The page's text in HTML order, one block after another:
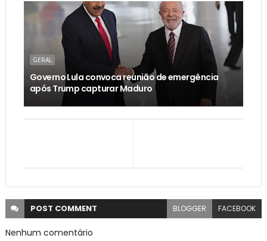
GERAL
Governo Lula convoca reunião de emergência
após Trump capturar Maduro
POST COMMENT BLOGGER FACEBOOK
Nenhum comentário